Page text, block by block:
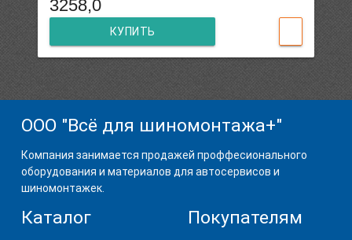
3258,0
КУПИТЬ
ООО "Всё для шиномонтажа+"
Компания занимается продажей проффесионального
оборудования и материалов для автосервисов и
шиномонтажек.
Каталог Покупателям